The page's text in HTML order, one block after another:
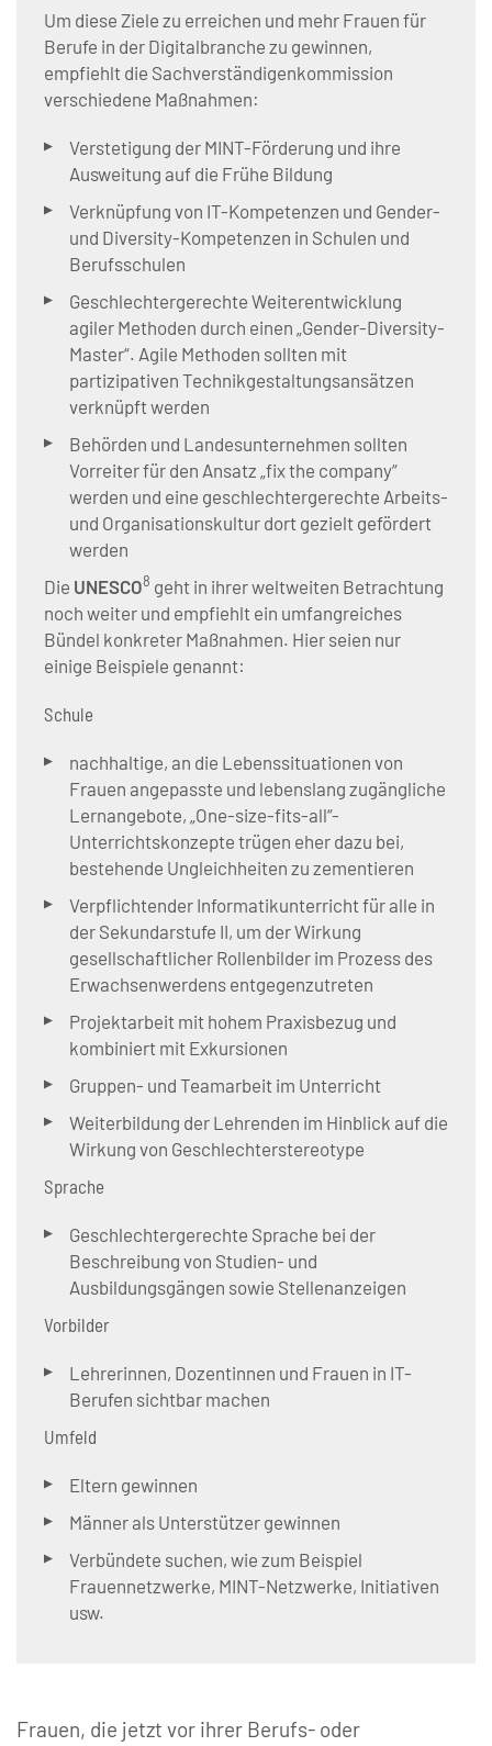
Um diese Ziele zu erreichen und mehr Frauen für
Berufe in der Digitalbranche zu gewinnen,
empfiehlt die Sachverständigenkommission
verschiedene Maßnahmen:
Verstetigung der MINT-Förderung und ihre
Ausweitung auf die Frühe Bildung
Verknüpfung von IT-Kompetenzen und Gender-
und Diversity-Kompetenzen in Schulen und
Berufsschulen
Geschlechtergerechte Weiterentwicklung
agiler Methoden durch einen „Gender-Diversity-
Master“. Agile Methoden sollten mit
partizipativen Technikgestaltungsansätzen
verknüpft werden
Behörden und Landesunternehmen sollten
Vorreiter für den Ansatz „fix the company“
werden und eine geschlechtergerechte Arbeits-
und Organisationskultur dort gezielt gefördert
werden
Die UNESCO8 geht in ihrer weltweiten Betrachtung
noch weiter und empfiehlt ein umfangreiches
Bündel konkreter Maßnahmen. Hier seien nur
einige Beispiele genannt:
Schule
nachhaltige, an die Lebenssituationen von
Frauen angepasste und lebenslang zugängliche
Lernangebote, „One-size-fits-all“-
Unterrichtskonzepte trügen eher dazu bei,
bestehende Ungleichheiten zu zementieren
Verpflichtender Informatikunterricht für alle in
der Sekundarstufe II, um der Wirkung
gesellschaftlicher Rollenbilder im Prozess des
Erwachsenwerdens entgegenzutreten
Projektarbeit mit hohem Praxisbezug und
kombiniert mit Exkursionen
Gruppen- und Teamarbeit im Unterricht
Weiterbildung der Lehrenden im Hinblick auf die
Wirkung von Geschlechterstereotype
Sprache
Geschlechtergerechte Sprache bei der
Beschreibung von Studien- und
Ausbildungsgängen sowie Stellenanzeigen
Vorbilder
Lehrerinnen, Dozentinnen und Frauen in IT-
Berufen sichtbar machen
Umfeld
Eltern gewinnen
Männer als Unterstützer gewinnen
Verbündete suchen, wie zum Beispiel
Frauennetzwerke, MINT-Netzwerke, Initiativen
usw.
Frauen, die jetzt vor ihrer Berufs- oder